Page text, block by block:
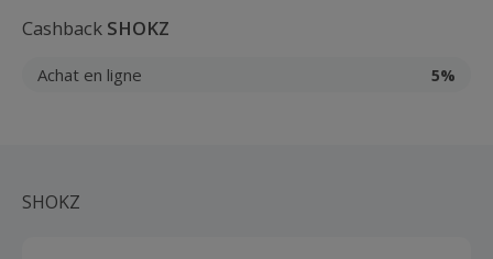
Cashback SHOKZ
Achat en ligne 5%
SHOKZ